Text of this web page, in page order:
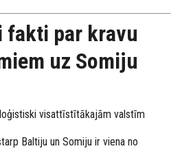
fakti par kravu
uz Somiju
visattīstītākajām valstīm
Baltiju un Somiju ir viena no